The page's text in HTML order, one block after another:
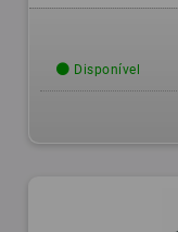
Disponível